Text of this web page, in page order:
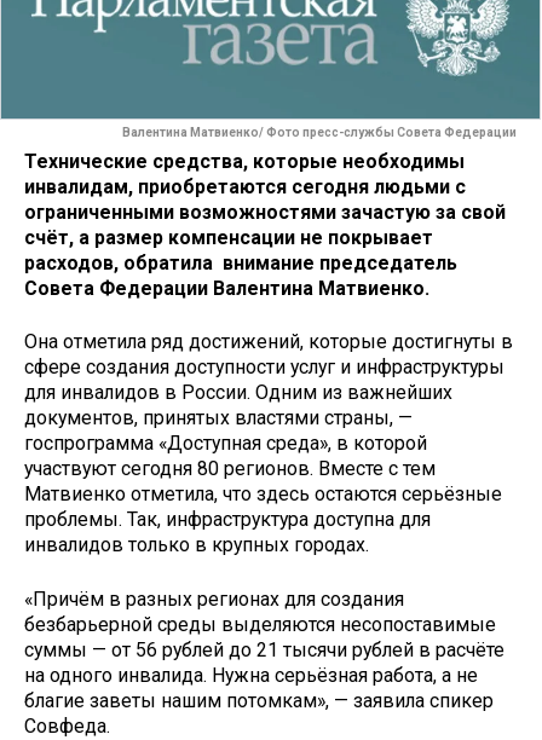
Валентина Матвиенко/ Фото пресс-службы Совета Федерации
Технические средства, которые необходимы
инвалидам, приобретаются сегодня людьми с
ограниченными возможностями зачастую за свой
счёт, а размер компенсации не покрывает
расходов, обратила внимание председатель
Совета Федерации Валентина Матвиенко.
Она отметила ряд достижений, которые достигнуты в
сфере создания доступности услуг и инфраструктуры
для инвалидов в России. Одним из важнейших
документов, принятых властями страны, —
госпрограмма «Доступная среда», в которой
участвуют сегодня 80 регионов. Вместе с тем
Матвиенко отметила, что здесь остаются серьёзные
проблемы. Так, инфраструктура доступна для
инвалидов только в крупных городах.
«Причём в разных регионах для создания
безбарьерной среды выделяются несопоставимые
суммы — от 56 рублей до 21 тысячи рублей в расчёте
на одного инвалида. Нужна серьёзная работа, а не
благие заветы нашим потомкам», — заявила спикер
Совфеда.